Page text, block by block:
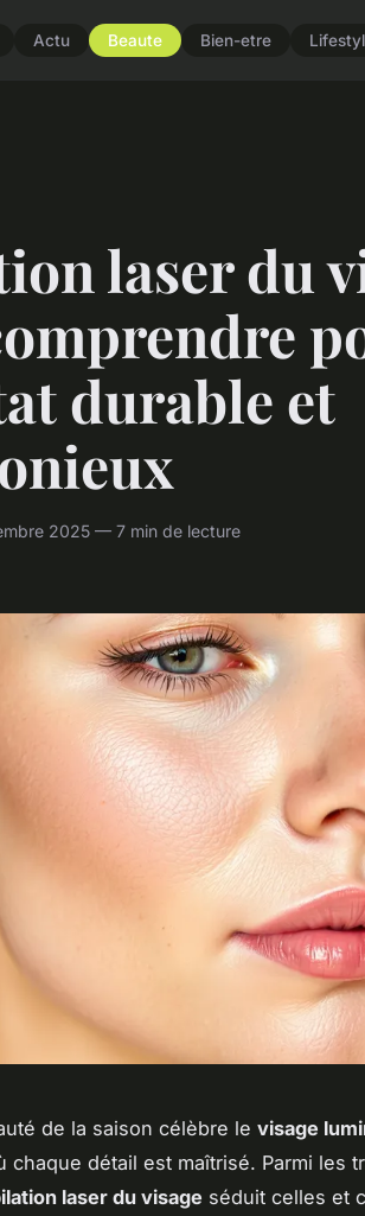
Actu Beaute Bien-etre
laser du
durable et
2025 — 7 min de lecture
de la saison célèbre le visage
chaque détail est maîtrisé. Parmi les
laser du visage séduit celles et